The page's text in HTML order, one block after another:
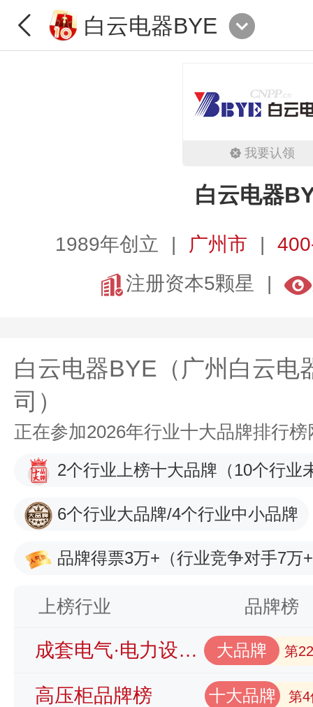
白云电器BYE
我要认领
白云电器
1989年创立 广州市
注册资本5颗星
白云电器BYE（广州白云电
司）
正在参加2026年行业十大品牌排行
2个行业上榜十大品牌 （10个行业
6个行业大品牌/4个行业中小品牌
品牌得票3万+ （行业竞争对手7万
上榜行业 品牌榜
成套电气·电力设备品牌榜 大品牌 第
高压柜品牌榜 十大品牌 第4